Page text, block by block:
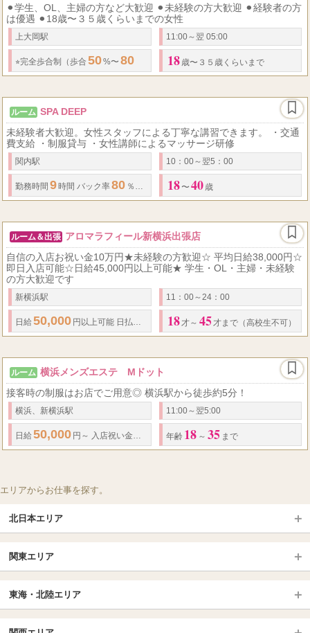
⚫︎学生、OL、主婦の方など大歓迎 ⚫︎未経験の方大歓迎 ⚫︎経験者の方
は優遇 ⚫︎18歳〜３５歳くらいまでの女性
上大岡駅 11:00～翌 05:00
⭐完全歩合制（歩合 50%〜 80 指名料フルバック ⭐ オプションフルバ
18 歳〜３５歳くらいまで
ルーム SPA DEEP
未経験者大歓迎。女性スタッフによる丁寧な講習できます。 ・交通
費支給 ・制服貸与 ・女性講師によるマッサージ研修
関内駅 10：00～翌5：00
勤務時間 9 時間 バック率80 ％最高基準 在籍女性平均 18 〜 40 歳
ルーム＆出張 アロマラフィール新横浜出張店
自信の入店お祝い金10万円★未経験の方歓迎☆ 平均日給38,000円☆
即日入店可能☆日給45,000円以上可能★ 学生・OL・主婦・未経験
の方大歓迎です
新横浜駅 11：00～24：00
日給 50,000 円以上可能 日払い 待機 時給保証あり 歩合給で売上のの50
18才～ 45才まで（高校生不可）
ルーム 横浜メンズエステ Mドット
接客時の制服はお店でご用意◎ 横浜駅から徒歩約5分！
横浜、新横浜駅 11:00～翌5:00
日給 50,000 円～ 入店祝い金獲得条件：入店1 ヶ月勤務で獲得
年齢 18 ～ 35 まで
エリアからお仕事を探す。
北日本エリア
北海道（札幌・旭川・函館）
青森
岩手 (盛岡・北上)
福島 (いわき・郡山)
山形
関東エリア
大宮・浦和・川口
越谷・春日部
東海・北陸エリア